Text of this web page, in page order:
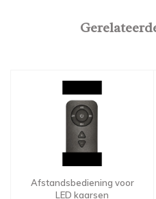
Afstandsbediening voor
LED kaarsen